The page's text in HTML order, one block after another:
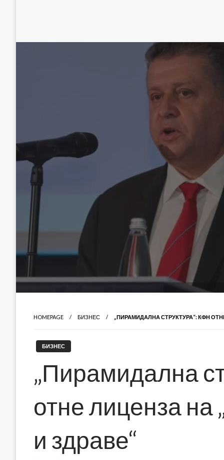
HOMEPAGE БИЗНЕС „ПИРАМИДАЛНА СТРУКТУРА“: КФН
БИЗНЕС
„Пирамидална
отне лиценза
и здраве“